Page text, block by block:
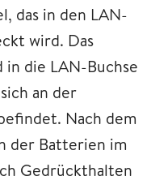
das in den LAN-
wird. Das
in die LAN-Buchse
an der
Nach dem
der Batterien im
Gedrückthalten